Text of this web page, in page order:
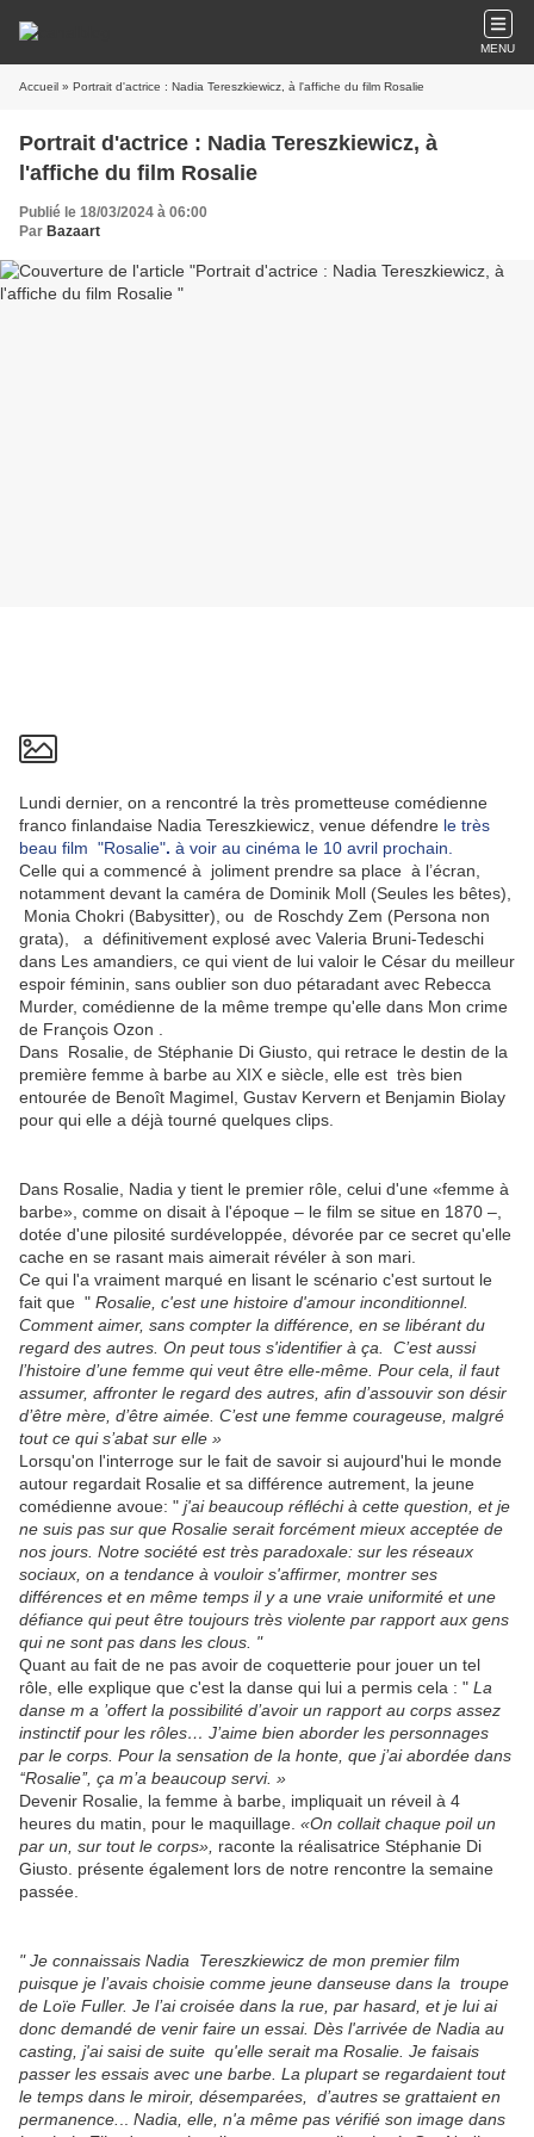
MENU
Accueil » Portrait d'actrice : Nadia Tereszkiewicz, à l'affiche du film Rosalie
Portrait d'actrice : Nadia Tereszkiewicz, à
l'affiche du film Rosalie
Publié le 18/03/2024 à 06:00
Par Bazaart
Lundi dernier, on a rencontré la très prometteuse comédienne
franco finlandaise Nadia Tereszkiewicz, venue défendre le très
beau film "Rosalie". à voir au cinéma le 10 avril prochain.
Celle qui a commencé à joliment prendre sa place à l’écran,
notamment devant la caméra de Dominik Moll (Seules les bêtes),
Monia Chokri (Babysitter), ou de Roschdy Zem (Persona non
grata), a définitivement explosé avec Valeria Bruni-Tedeschi
dans Les amandiers, ce qui vient de lui valoir le César du meilleur
espoir féminin, sans oublier son duo pétaradant avec Rebecca
Murder, comédienne de la même trempe qu'elle dans Mon crime
de François Ozon .
Dans Rosalie, de Stéphanie Di Giusto, qui retrace le destin de la
première femme à barbe au XIX e siècle, elle est très bien
entourée de Benoît Magimel, Gustav Kervern et Benjamin Biolay
pour qui elle a déjà tourné quelques clips.
Dans Rosalie, Nadia y tient le premier rôle, celui d'une «femme à
barbe», comme on disait à l'époque – le film se situe en 1870 –,
dotée d'une pilosité surdéveloppée, dévorée par ce secret qu'elle
cache en se rasant mais aimerait révéler à son mari.
Ce qui l'a vraiment marqué en lisant le scénario c'est surtout le
fait que " Rosalie, c'est une histoire d'amour inconditionnel.
Comment aimer, sans compter la différence, en se libérant du
regard des autres. On peut tous s'identifier à ça. C’est aussi
l’histoire d’une femme qui veut être elle-même. Pour cela, il faut
assumer, affronter le regard des autres, afin d’assouvir son désir
d’être mère, d’être aimée. C’est une femme courageuse, malgré
tout ce qui s’abat sur elle »
Lorsqu'on l'interroge sur le fait de savoir si aujourd'hui le monde
autour regardait Rosalie et sa différence autrement, la jeune
comédienne avoue: " j'ai beaucoup réfléchi à cette question, et je
ne suis pas sur que Rosalie serait forcément mieux acceptée de
nos jours. Notre société est très paradoxale: sur les réseaux
sociaux, on a tendance à vouloir s'affirmer, montrer ses
différences et en même temps il y a une vraie uniformité et une
défiance qui peut être toujours très violente par rapport aux gens
qui ne sont pas dans les clous. "
Quant au fait de ne pas avoir de coquetterie pour jouer un tel
rôle, elle explique que c'est la danse qui lui a permis cela : " La
danse m a ’offert la possibilité d’avoir un rapport au corps assez
instinctif pour les rôles… J’aime bien aborder les personnages
par le corps. Pour la sensation de la honte, que j’ai abordée dans
‘‘Rosalie’’, ça m’a beaucoup servi. »
Devenir Rosalie, la femme à barbe, impliquait un réveil à 4
heures du matin, pour le maquillage. «On collait chaque poil un
par un, sur tout le corps», raconte la réalisatrice Stéphanie Di
Giusto. présente également lors de notre rencontre la semaine
passée.
" Je connaissais Nadia Tereszkiewicz de mon premier film
puisque je l’avais choisie comme jeune danseuse dans la troupe
de Loïe Fuller. Je l’ai croisée dans la rue, par hasard, et je lui ai
donc demandé de venir faire un essai. Dès l'arrivée de Nadia au
casting, j'ai saisi de suite qu'elle serait ma Rosalie. Je faisais
passer les essais avec une barbe. La plupart se regardaient tout
le temps dans le miroir, désemparées, d’autres se grattaient en
permanence.
Nadia, elle, n'a même pas vérifié son image dans